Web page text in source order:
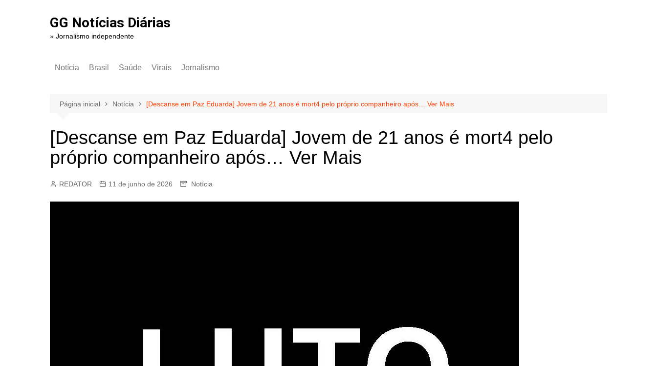
GG Notícias Diárias
» Jornalismo independente
Notícia Brasil Saúde Virais Jornalismo
Página inicial Notícia [Descanse em Paz Eduarda] Jovem de 21 anos é mort4 pelo próprio companheiro após… Ver Mais
[Descanse em Paz Eduarda] Jovem de 21 anos é mort4 pelo
próprio companheiro após… Ver Mais
REDATOR 11 de junho de 2026 Notícia